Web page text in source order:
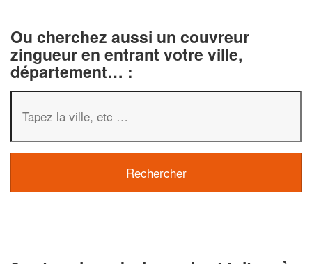
Ou cherchez aussi un couvreur
zingueur en entrant votre ville,
département… :